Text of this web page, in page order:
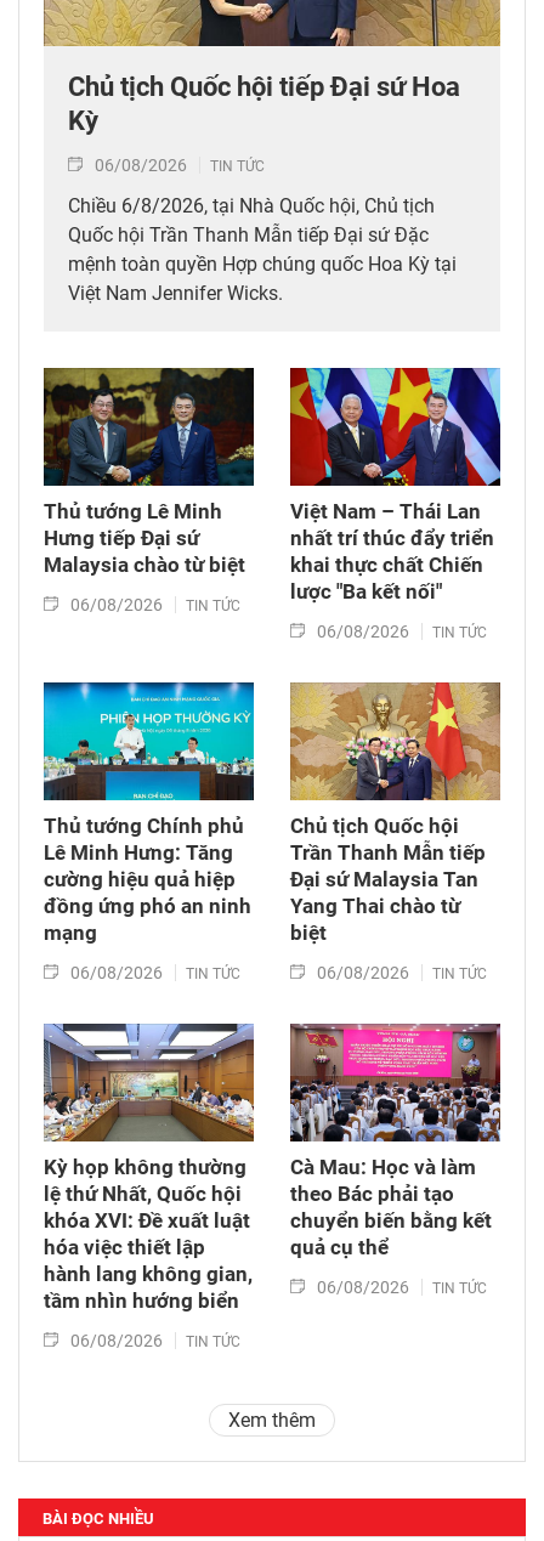
Chủ tịch Quốc hội tiếp Đại sứ Hoa
Kỳ
06/08/2026 TIN TỨC
Chiều 6/8/2026, tại Nhà Quốc hội, Chủ tịch
Quốc hội Trần Thanh Mẫn tiếp Đại sứ Đặc
mệnh toàn quyền Hợp chúng quốc Hoa Kỳ tại
Việt Nam Jennifer Wicks.
Thủ tướng Lê Minh
Hưng tiếp Đại sứ
Malaysia chào từ biệt
06/08/2026 TIN TỨC
Việt Nam – Thái Lan
nhất trí thúc đẩy triển
khai thực chất Chiến
lược "Ba kết nối"
06/08/2026 TIN TỨC
Thủ tướng Chính phủ
Lê Minh Hưng: Tăng
cường hiệu quả hiệp
đồng ứng phó an ninh
mạng
06/08/2026 TIN TỨC
Chủ tịch Quốc hội
Trần Thanh Mẫn tiếp
Đại sứ Malaysia Tan
Yang Thai chào từ
biệt
06/08/2026 TIN TỨC
Kỳ họp không thường
lệ thứ Nhất, Quốc hội
khóa XVI: Đề xuất luật
hóa việc thiết lập
hành lang không gian,
tầm nhìn hướng biển
06/08/2026 TIN TỨC
Cà Mau: Học và làm
theo Bác phải tạo
chuyển biến bằng kết
quả cụ thể
06/08/2026 TIN TỨC
Xem thêm
BÀI ĐỌC NHIỀU